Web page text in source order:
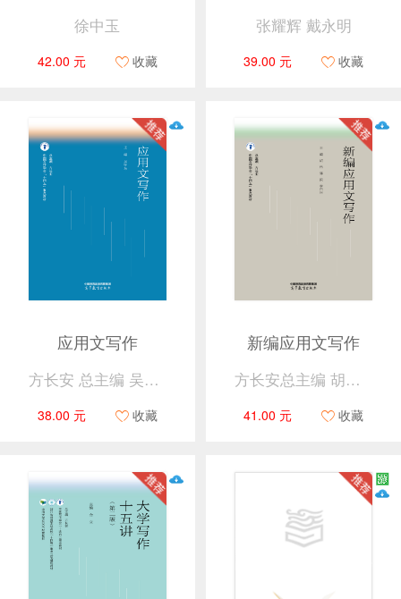
徐中玉
42.00 元 收藏
张耀辉 戴永明
39.00 元 收藏
应用文写作
方长安 总主编 吴怀东 主编
38.00 元 收藏
新编应用文写作
方长安总主编 胡伟、郭毅、李自国主编
41.00 元 收藏